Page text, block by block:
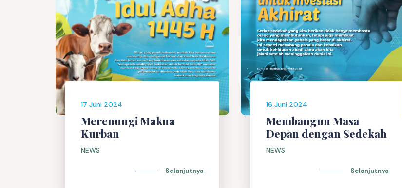
17 Juni 2024
Merenungi Makna
Kurban
NEWS
Selanjutnya
16 Juni 2024
Membangun Masa
Depan dengan Sedekah
NEWS
Selanjutnya